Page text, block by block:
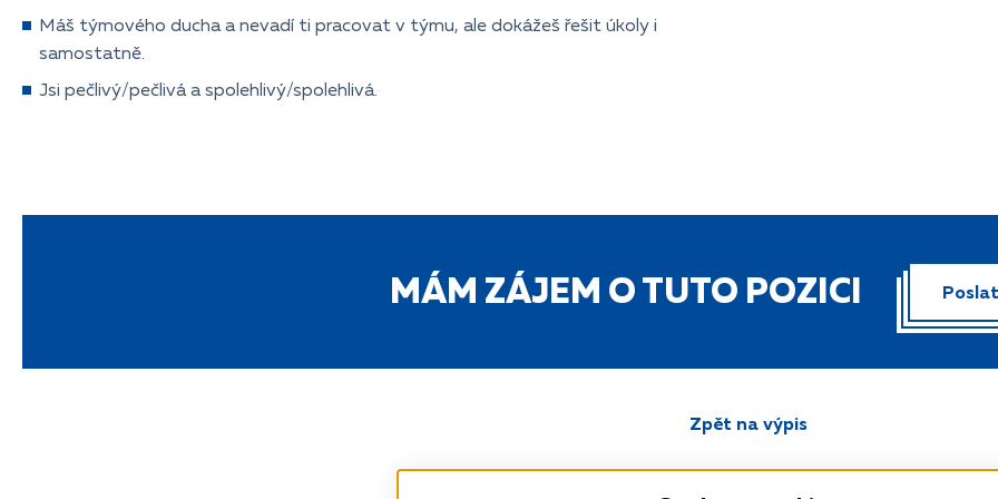
Máš týmového ducha a nevadí ti pracovat v týmu, ale dokážeš řešit úkoly i
samostatně.
Jsi pečlivý/pečlivá a spolehlivý/spolehlivá.
MÁM ZÁJEM O TUTO POZICI
Zpět na výpis